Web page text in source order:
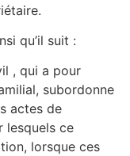
qu’il suit :
, qui a pour
subordonne
actes de
lesquels ce
lorsque ces